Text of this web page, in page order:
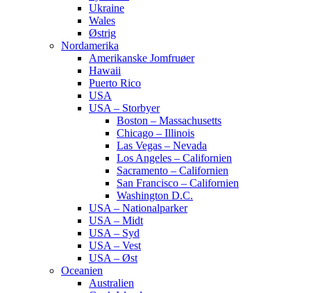
Ukraine
Wales
Østrig
Nordamerika
Amerikanske Jomfruøer
Hawaii
Puerto Rico
USA
USA – Storbyer
Boston – Massachusetts
Chicago – Illinois
Las Vegas – Nevada
Los Angeles – Californien
Sacramento – Californien
San Francisco – Californien
Washington D.C.
USA – Nationalparker
USA – Midt
USA – Syd
USA – Vest
USA – Øst
Oceanien
Australien